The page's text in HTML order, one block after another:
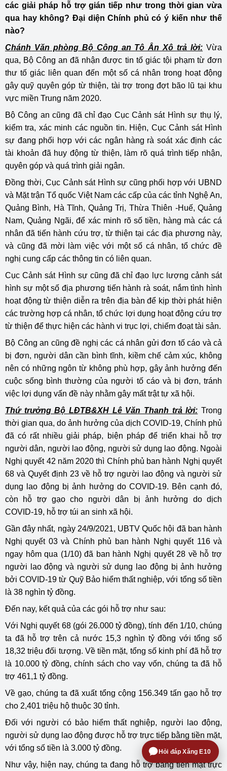
các giải pháp hỗ trợ gián tiếp như trong thời gian vừa
qua hay không? Đại diện Chính phủ có ý kiến như thế
nào?
Chánh Văn phòng Bộ Công an Tô Ân Xô trả lời: Vừa
qua, Bộ Công an đã nhận được tin tố giác tội phạm từ đơn
thư tố giác liên quan đến một số cá nhân trong hoạt động
gây quỹ quyên góp từ thiện, tài trợ trong đợt bão lũ tại khu
vực miền Trung năm 2020.
Bộ Công an cũng đã chỉ đạo Cục Cảnh sát Hình sự thụ lý,
kiểm tra, xác minh các nguồn tin. Hiện, Cục Cảnh sát Hình
sự đang phối hợp với các ngân hàng rà soát xác định các
tài khoản đã huy động từ thiện, làm rõ quá trình tiếp nhận,
quyên góp và quá trình giải ngân.
Đồng thời, Cục Cảnh sát Hình sự cũng phối hợp với UBND
và Mặt trận Tổ quốc Việt Nam các cấp của các tỉnh Nghệ An,
Quảng Bình, Hà Tĩnh, Quảng Trị, Thừa Thiên -Huế, Quảng
Nam, Quảng Ngãi, để xác minh rõ số tiền, hàng mà các cá
nhân đã tiến hành cứu trợ, từ thiện tại các địa phương này,
và cũng đã mời làm việc với một số cá nhân, tổ chức đề
nghị cung cấp các thông tin có liên quan.
Cục Cảnh sát Hình sự cũng đã chỉ đạo lực lượng cảnh sát
hình sự một số địa phương tiến hành rà soát, nắm tình hình
hoạt động từ thiện diễn ra trên địa bàn để kịp thời phát hiện
các trường hợp cá nhân, tổ chức lợi dụng hoạt động cứu trợ
từ thiện để thực hiện các hành vi trục lợi, chiếm đoạt tài sản.
Bộ Công an cũng đề nghị các cá nhân gửi đơn tố cáo và cả
bị đơn, người dân cần bình tĩnh, kiềm chế cảm xúc, không
nên có những ngôn từ không phù hợp, gây ảnh hưởng đến
cuộc sống bình thường của người tố cáo và bị đơn, tránh
việc lợi dụng vấn đề này nhằm gây mất trật tự xã hội.
Thứ trưởng Bộ LĐTB&XH Lê Văn Thanh trả lời: Trong
thời gian qua, do ảnh hưởng của dịch COVID-19, Chính phủ
đã có rất nhiều giải pháp, biện pháp để triển khai hỗ trợ
người dân, người lao động, người sử dụng lao động. Ngoài
Nghị quyết 42 năm 2020 thì Chính phủ ban hành Nghị quyết
68 và Quyết định 23 về hỗ trợ người lao động và người sử
dụng lao động bị ảnh hưởng do COVID-19. Bên cạnh đó,
còn hỗ trợ gạo cho người dân bị ảnh hưởng do dịch
COVID-19, hỗ trợ túi an sinh xã hội.
Gần đây nhất, ngày 24/9/2021, UBTV Quốc hội đã ban hành
Nghị quyết 03 và Chính phủ ban hành Nghị quyết 116 và
ngay hôm qua (1/10) đã ban hành Nghị quyết 28 về hỗ trợ
người lao động và người sử dụng lao động bị ảnh hưởng
bởi COVID-19 từ Quỹ Bảo hiểm thất nghiệp, với tổng số tiền
là 38 nghìn tỷ đồng.
Đến nay, kết quả của các gói hỗ trợ như sau:
Với Nghị quyết 68 (gói 26.000 tỷ đồng), tính đến 1/10, chúng
ta đã hỗ trợ trên cả nước 15,3 nghìn tỷ đồng với tổng số
18,32 triệu đối tượng. Về tiền mặt, tổng số kinh phí đã hỗ trợ
là 10.000 tỷ đồng, chính sách cho vay vốn, chúng ta đã hỗ
trợ 461,1 tỷ đồng.
Về gạo, chúng ta đã xuất tổng cộng 156.349 tấn gạo hỗ trợ
cho 2,401 triệu hộ thuộc 30 tỉnh.
Đối với người có bảo hiểm thất nghiệp, người lao động,
người sử dụng lao động được hỗ trợ trực tiếp bằng tiền mặt,
với tổng số tiền là 3.000 tỷ đồng.
Như vậy, hiện nay, chúng ta đang hỗ trợ bằng tiền mặt trực
Hỏi đáp Xăng E10